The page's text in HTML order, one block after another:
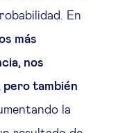
En
más
nos
pero también
la